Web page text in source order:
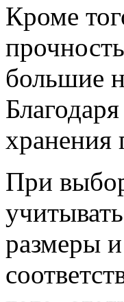
Кроме
большие
хранения
При
размеры